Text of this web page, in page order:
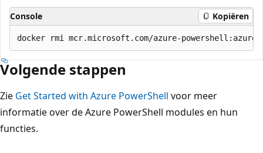
Console Kopiëren
Volgende stappen
Zie Get Started with Azure PowerShell voor meer
informatie over de Azure PowerShell modules en hun
functies.